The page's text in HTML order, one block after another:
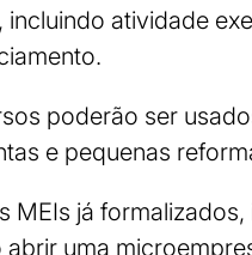
incluindo atividade
poderão ser
e pequenas
MEIs já
uma